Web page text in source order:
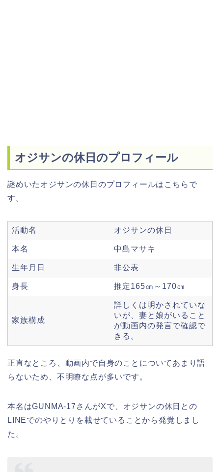
オジサンの休日のプロフィール
謎めいたオジサンの休日のプロフィールはこちらで
す。
活動名 オジサンの休日
本名 中島マサキ
生年月日 非公表
身長 推定165㎝～170㎝
家族構成
詳しくは明かされていな
いが、妻と娘がいること
が動画内の発言で確認で
きる。
正直なところ、動画内で自身のことについてあまり語
らないため、不明瞭な点が多いです。
本名はGUNMA-17さんがXで、オジサンの休日との
LINEでのやりとりを載せていることから発覚しまし
た。